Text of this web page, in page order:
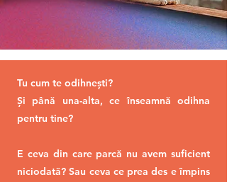
Tu cum te odihnești?
Și până una-alta, ce înseamnă odihna
pentru tine?
E ceva din care parcă nu avem suficient
niciodată? Sau ceva ce prea des e împins